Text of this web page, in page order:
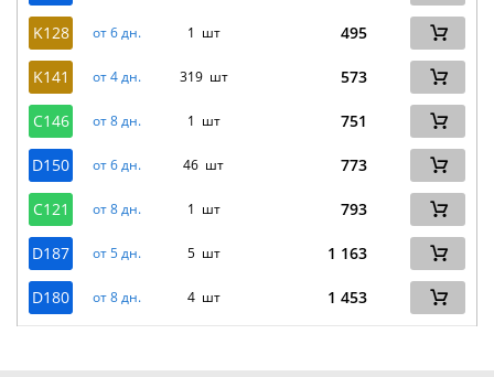
K128 от 6 дн. 1 шт 495
K141 от 4 дн. 319 шт 573
C146 от 8 дн. 1 шт 751
D150 от 6 дн. 46 шт 773
C121 от 8 дн. 1 шт 793
D187 от 5 дн. 5 шт 1 163
D180 от 8 дн. 4 шт 1 453